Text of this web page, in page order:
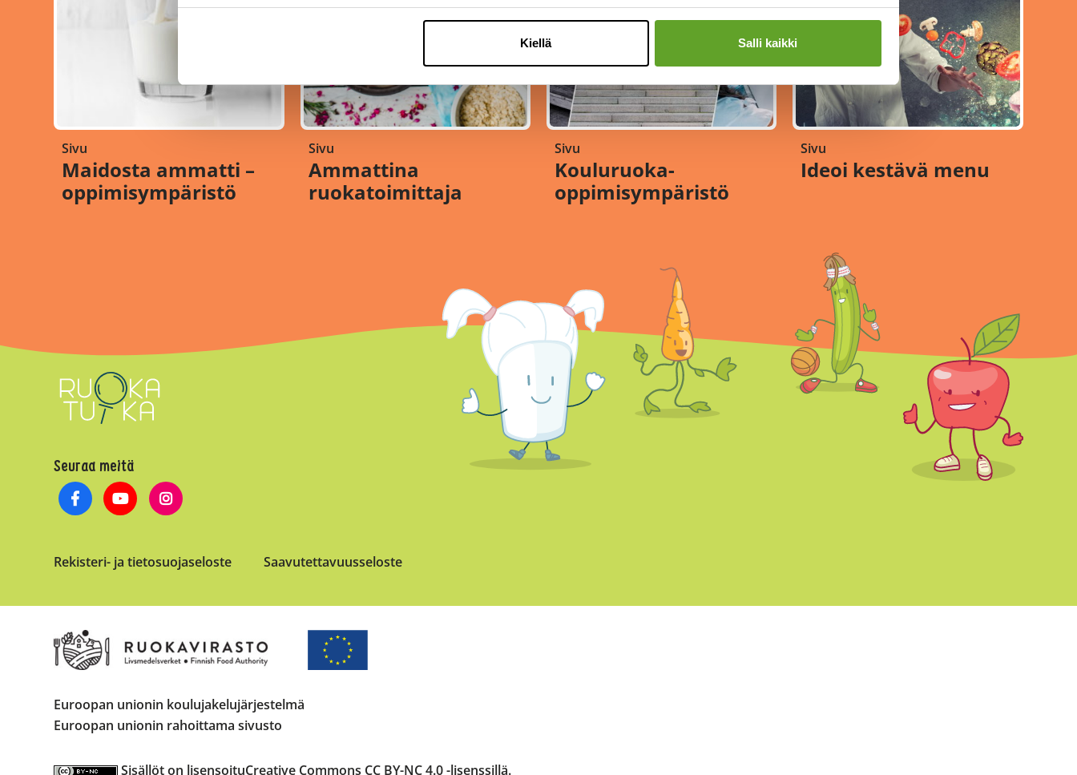
Kiellä Salli kaikki
Sivu
Maidosta ammatti –
oppimisympäristö
Sivu
Ammattina
ruokatoimittaja
Sivu
Kouluruoka-
oppimisympäristö
Sivu
Ideoi kestävä menu
Seuraa meitä
Rekisteri- ja tietosuojaseloste Saavutettavuusseloste
Euroopan unionin koulujakelujärjestelmä
Euroopan unionin rahoittama sivusto
Sisällöt on lisensoituCreative Commons CC BY-NC 4.0 -lisenssillä.